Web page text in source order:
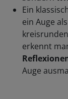
Ein
ein Auge
erkennt
Auge